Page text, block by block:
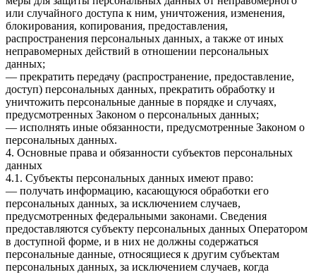
или случайного доступа к ним, уничтожения, изменения,
блокирования, копирования, предоставления,
распространения персональных данных, а также от иных
неправомерных действий в отношении персональных
данных;
— прекратить передачу (распространение, предоставление,
доступ) персональных данных, прекратить обработку и
уничтожить персональные данные в порядке и случаях,
предусмотренных Законом о персональных данных;
— исполнять иные обязанности, предусмотренные Законом о
персональных данных.
4. Основные права и обязанности субъектов персональных
данных
4.1. Субъекты персональных данных имеют право:
— получать информацию, касающуюся обработки его
персональных данных, за исключением случаев,
предусмотренных федеральными законами. Сведения
предоставляются субъекту персональных данных Оператором
в доступной форме, и в них не должны содержаться
персональные данные, относящиеся к другим субъектам
персональных данных, за исключением случаев, когда